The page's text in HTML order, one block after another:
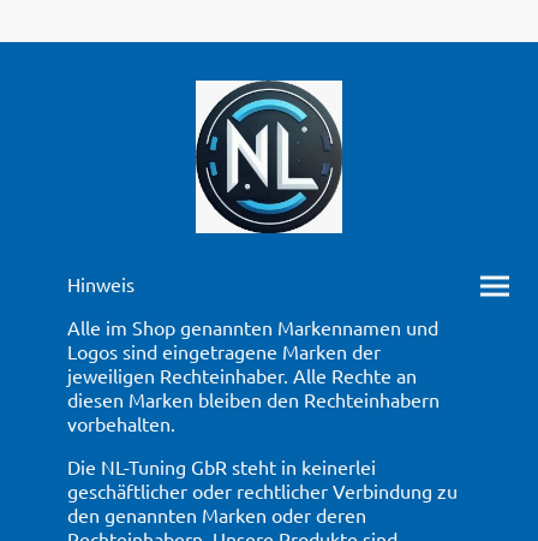
Hinweis
Alle im Shop genannten Markennamen und
Logos sind eingetragene Marken der
jeweiligen Rechteinhaber. Alle Rechte an
diesen Marken bleiben den Rechteinhabern
vorbehalten.
Die NL-Tuning GbR steht in keinerlei
geschäftlicher oder rechtlicher Verbindung zu
den genannten Marken oder deren